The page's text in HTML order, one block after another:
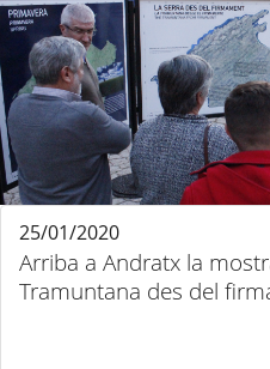
Arriba a Andratx la
Tramuntana des del
25/01/2020